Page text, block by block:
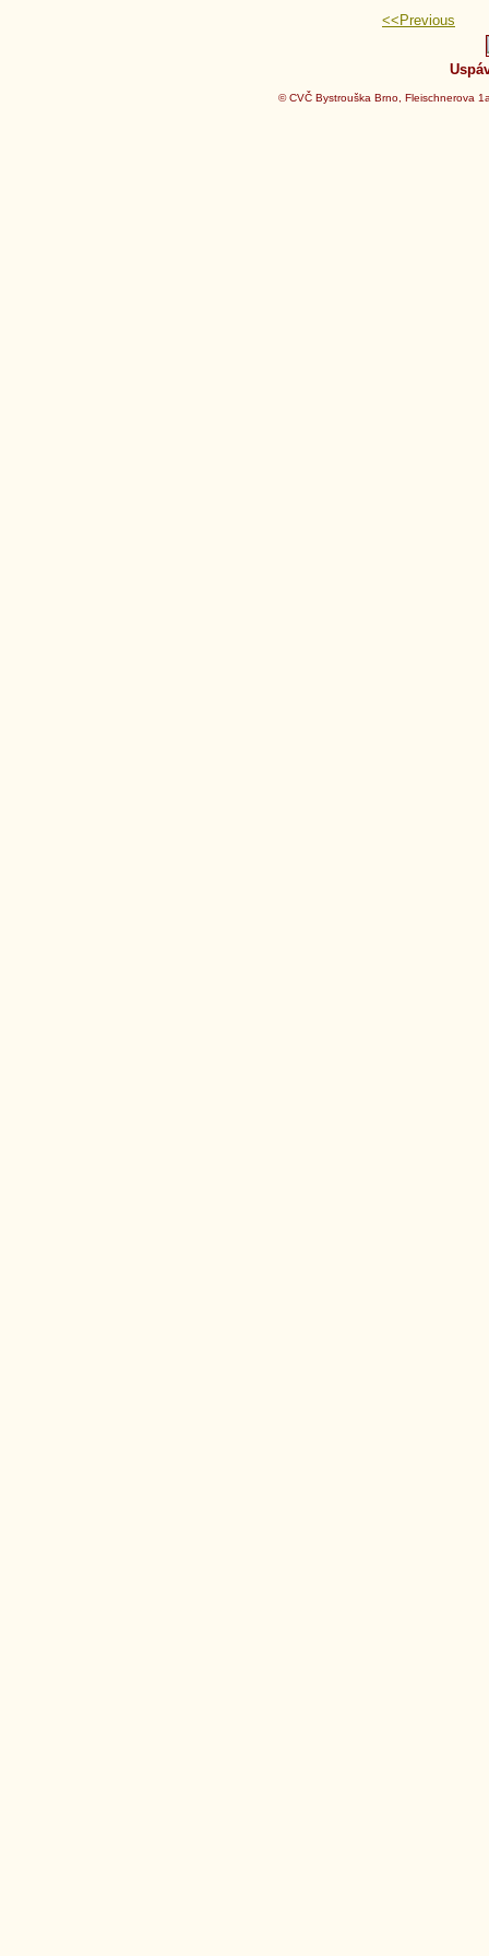
<<Previous
© CVČ Bystrouška Brno, Fleischnerova